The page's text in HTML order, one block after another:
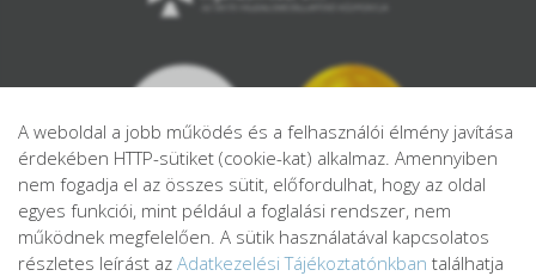
A weboldal a jobb működés és a felhasználói élmény javítása
érdekében HTTP-sütiket (cookie-kat) alkalmaz. Amennyiben
nem fogadja el az összes sütit, előfordulhat, hogy az oldal
egyes funkciói, mint például a foglalási rendszer, nem
működnek megfelelően. A sütik használatával kapcsolatos
részletes leírást az Adatkezelési Tájékoztatónkban találhatja